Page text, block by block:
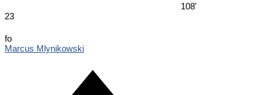
108'
23
fo
Marcus Mlynikowski